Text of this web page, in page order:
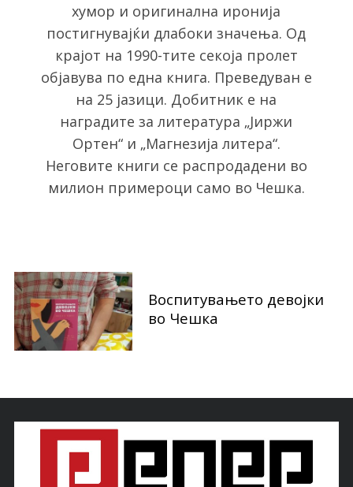
хумор и оригинална иронија
постигнувајќи длабоки значења. Од
крајот на 1990-тите секоја пролет
објавува по една книга. Преведуван е
на 25 јазици. Добитник е на
наградите за литература „Јиржи
Ортен“ и „Магнезија литера“.
Неговите книги се распродадени во
милион примероци само во Чешка.
Воспитувањето девојки
во Чешка
e
a
r
c
f
: